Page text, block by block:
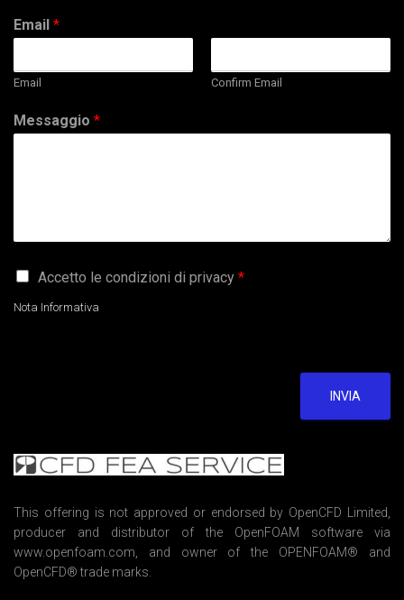
Email *
Email Confirm Email
Messaggio *
G
P
e
n
*
Accetto le condizioni di privacy *
Nota Informativa
INVIA
This offering is not approved or endorsed by OpenCFD Limited,
producer and distributor of the OpenFOAM software via
www.openfoam.com, and owner of the OPENFOAM® and
OpenCFD® trade marks.